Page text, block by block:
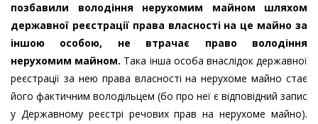
позбавили володіння нерухомим майном шляхом
державної реєстрації права власності на це майно за
іншою особою, не втрачає право володіння
нерухомим майном. Така інша особа внаслідок державної
реєстрації за нею права власності на нерухоме майно стає
його фактичним володільцем (бо про неї є відповідний запис
у Державному реєстрі речових прав на нерухоме майно).